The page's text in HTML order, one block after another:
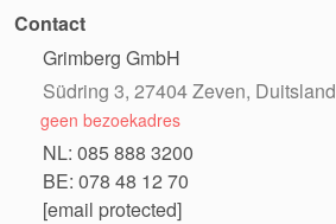
Contact
Grimberg GmbH
Südring 3, 27404 Zeven, Duitsland
geen bezoekadres
NL: 085 888 3200
BE: 078 48 12 70
[email protected]